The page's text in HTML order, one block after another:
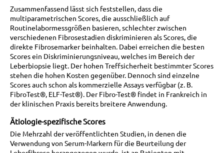
Zusammenfassend lässt sich feststellen, dass die
multiparametrischen Scores, die ausschließlich auf
Routinelabormessgrößen basieren, schlechter zwischen
verschiedenen Fibrosestadien diskriminieren als Scores, die
direkte Fibrosemarker beinhalten. Dabei erreichen die besten
Scores ein Diskriminierungsniveau, welches im Bereich der
Leberbiopsie liegt. Der hohen Treffsicherheit bestimmter Scores
stehen die hohen Kosten gegenüber. Dennoch sind einzelne
Scores auch schon als kommerzielle Assays verfügbar (z. B.
FibroTest®, ELF-Test®). Der Fibro-Test® findet in Frankreich in
der klinischen Praxis bereits breitere Anwendung.
Ätiologie-spezifische Scores
Die Mehrzahl der veröffentlichten Studien, in denen die
Verwendung von Serum-Markern für die Beurteilung der